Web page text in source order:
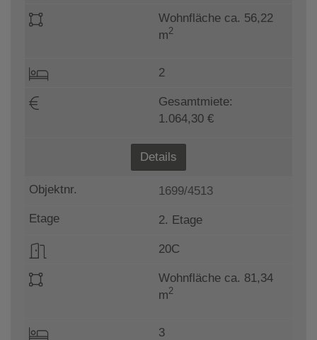
Wohnfläche ca. 56,22
m2
2
Gesamtmiete:
1.064,30 €
Details
1699/4513
2. Etage
20C
Wohnfläche ca. 81,34
m2
3